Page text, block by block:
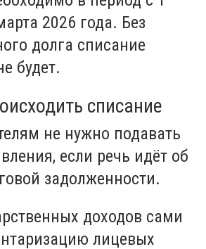
2026 года. Без
долга списание
будет.
списание
не нужно подавать
если речь идёт об
задолженности.
доходов сами
лицевых